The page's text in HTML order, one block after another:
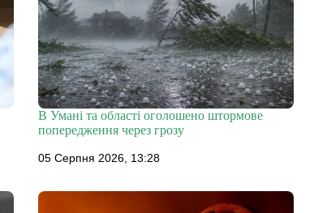
В Умані та області оголошено штормове
попередження через грозу
05 Серпня 2026, 13:28